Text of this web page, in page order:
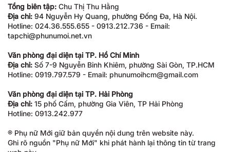
Tổng biên tập: Chu Thị Thu Hằng
Địa chỉ: 94 Nguyễn Hy Quang, phường Đống Đa, Hà Nội.
Hotline: 024.36.555.655 - 0913.212.736 - Email:
tapchi@phunumoi.net.vn
Văn phòng đại diện tại TP. Hồ Chí Minh
Địa chỉ: Số 7-9 Nguyễn Bỉnh Khiêm, phường Sài Gòn, TP.HCM
Hotline: 0919.797.579 - Email: phunumoihcm@gmail.com
Văn phòng đại diện tại TP. Hải Phòng
Địa chỉ: 15 phố Cấm, phường Gia Viên, TP Hải Phòng
Hotline: 0913.242.977
® Phụ nữ Mới giữ bản quyền nội dung trên website này.
Ghi rõ nguồn "Phụ nữ Mới" khi phát hành lại thông tin từ trang